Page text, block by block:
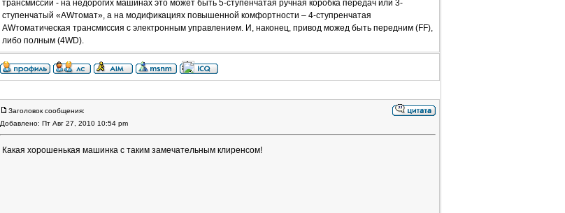
трансмиссии - на недорогих машинах это может быть 5-ступенчатая ручная коробка передач или 3-
ступенчатый «AWтомат», а на модификациях повышенной комфортности – 4-ступренчатая
AWтоматическая трансмиссия с электронным управлением. И, наконец, привод можед быть передним (FF),
либо полным (4WD).
Заголовок сообщения:
Добавлено: Пт Авг 27, 2010 10:54 pm
Какая хорошенькая машинка с таким замечательным клиренсом!